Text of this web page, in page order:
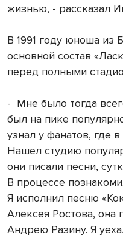
жизнью, - рассказал
В 1991 году юноша из
основной состав
перед полными
- Мне было тогда
был на пике
узнал у фанатов, где
Нашел студию
они писали песни,
В процессе
Я исполнил песню
Алексея Ростова,
Андрею Разину. Я